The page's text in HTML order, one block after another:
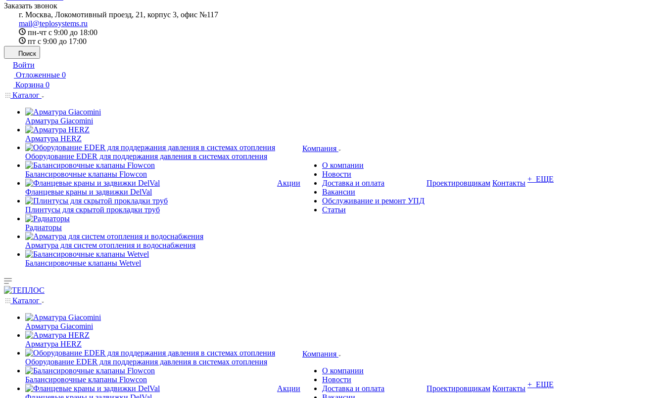
Заказать звонок
г. Москва, Локомотивный проезд, 21, корпус 3, офис №117
mail@teplosystems.ru
пн-чт с 9:00 до 18:00
пт с 9:00 до 17:00
Поиск
Войти
Отложенные 0
Корзина 0
Каталог
Арматура Giacomini
Арматура HERZ
Оборудование EDER для поддержания давления в системах отопления
Балансировочные клапаны Flowcon
Фланцевые краны и задвижки DelVal
Плинтусы для скрытой прокладки труб
Радиаторы
Арматура для систем отопления и водоснабжения
Балансировочные клапаны Wetvel
Акции
Компания
О компании
Новости
Доставка и оплата
Вакансии
Обслуживание и ремонт УПД
Статьи
Проектировщикам Контакты + ЕЩЕ
Каталог
Арматура Giacomini
Арматура HERZ
Оборудование EDER для поддержания давления в системах отопления
Балансировочные клапаны Flowcon
Акции
Компания
О компании
Новости
Доставка и оплата
Проектировщикам Контакты + ЕЩЕ